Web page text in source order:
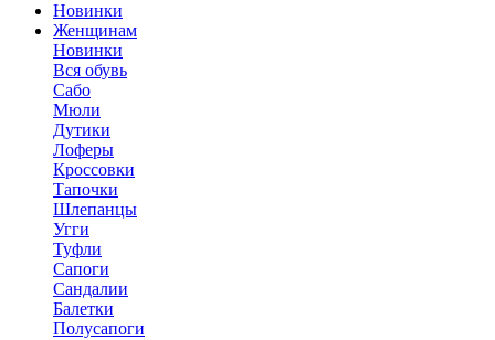
Новинки
Женщинам
Новинки
Вся обувь
Сабо
Мюли
Дутики
Лоферы
Кроссовки
Тапочки
Шлепанцы
Угги
Туфли
Сапоги
Сандалии
Балетки
Полусапоги